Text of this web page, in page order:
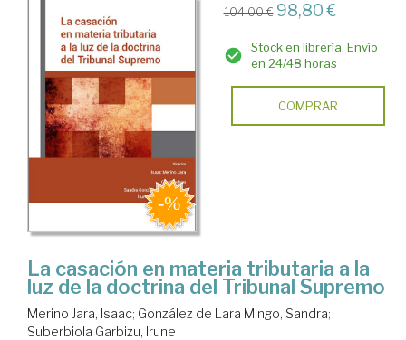
104,00 € 98,80 €
Stock en librería. Envío
en 24/48 horas
COMPRAR
La casación en materia tributaria a la
luz de la doctrina del Tribunal Supremo
Merino Jara, Isaac; González de Lara Mingo, Sandra;
Suberbiola Garbizu, Irune